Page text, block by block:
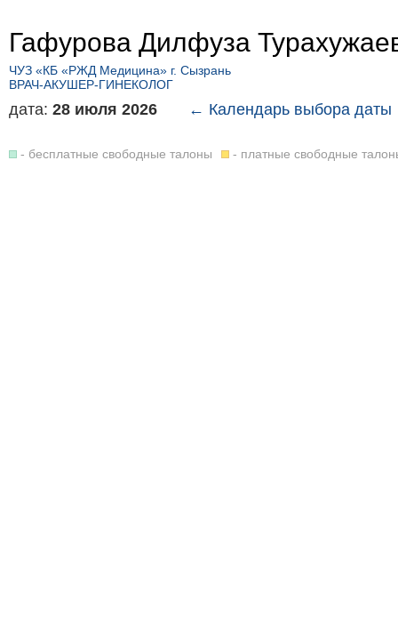
Гафурова Дилфуза
ЧУЗ «КБ «РЖД Медицина» г. Сызрань
ВРАЧ-АКУШЕР-ГИНЕКОЛОГ
дата: 28 июля 2026 ← Календарь выбора даты
- бесплатные свободные талоны - платные свободные